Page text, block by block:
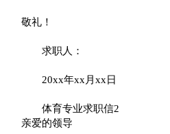
敬礼！
求职人：
20xx年xx月xx日
体育专业求职信2
亲爱的领导